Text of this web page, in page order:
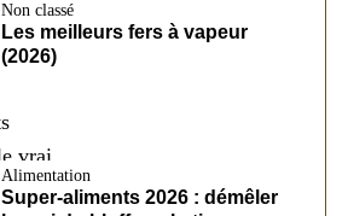
Non classé
Les meilleurs fers à vapeur
(2026)
Alimentation
Super-aliments 2026 : démêler